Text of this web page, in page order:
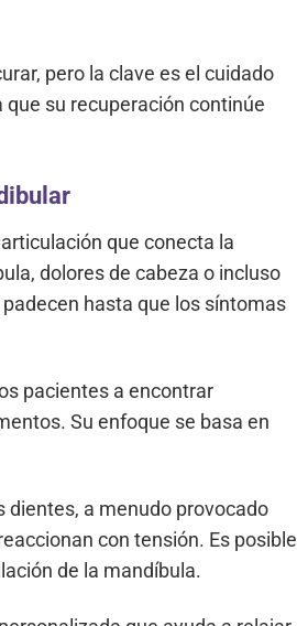
pero la clave es el cuidado
su recuperación continúe
que conecta la
dolores de cabeza o incluso
hasta que los síntomas
pacientes a encontrar
Su enfoque se basa en
dientes, a menudo provocado
con tensión. Es posible
de la mandíbula.